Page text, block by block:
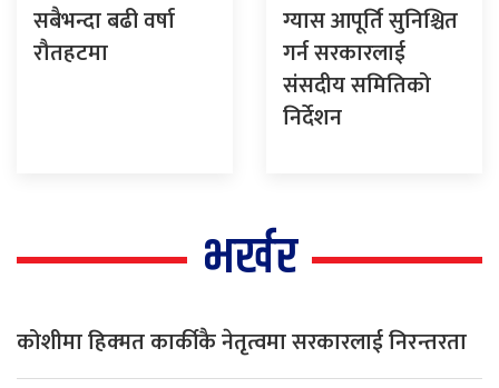
सबैभन्दा बढी वर्षा
रौतहटमा
ग्यास आपूर्ति सुनिश्चित
गर्न सरकारलाई
संसदीय समितिको
निर्देशन
भर्खर
कोशीमा हिक्मत कार्कीकै नेतृत्वमा सरकारलाई निरन्तरता